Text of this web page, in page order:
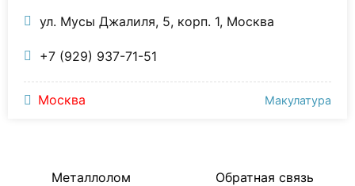
ул. Мусы Джалиля, 5, корп. 1, Москва
+7 (929) 937-71-51
Москва Макулатура
Металлолом
Обратная связь